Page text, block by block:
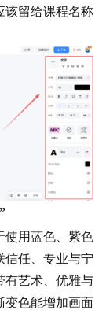
该留给课程名称
使用蓝色、紫色
信任、专业与宁
有艺术、优雅与
变色能增加画面